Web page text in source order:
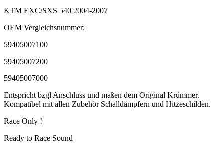
KTM EXC/SXS 540 2004-2007
OEM Vergleichsnummer:
59405007100
59405007200
59405007000
Entspricht bzgl Anschluss und maßen dem Original Krümmer.
Kompatibel mit allen Zubehör Schalldämpfern und Hitzeschilden.
Race Only !
Ready to Race Sound